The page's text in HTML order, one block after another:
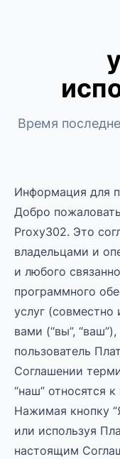
Время
Информация для
Добро
Proxy302. Это
владельцами и
и любого
программного
услуг
вами (“вы”,
пользователь
Соглашении
“наш” относятся
Нажимая кнопку
или используя
настоящим